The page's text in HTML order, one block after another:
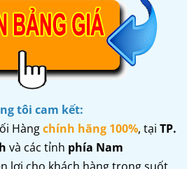
tôi cam kết:
Hàngchính hãng 100%, tại TP.
và các tỉnh phía Nam
lợi cho khách hàng trong suốt